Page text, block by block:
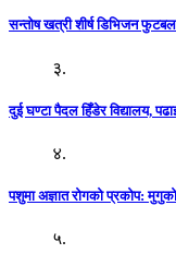
सन्तोष खत्री शीर्ष डिभिजन
३.
दुई घण्टा पैदल हिँडेर विद्यालय,
४.
पशुमा अज्ञात रोगको प्रकोप:
५.